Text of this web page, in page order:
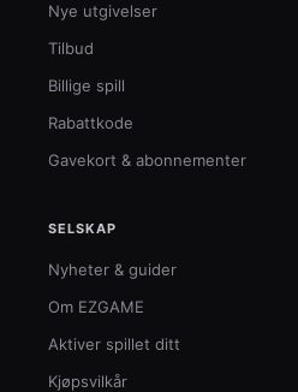
Nye utgivelser
Tilbud
Billige spill
Rabattkode
Gavekort & abonnementer
SELSKAP
Nyheter & guider
Om EZGAME
Aktiver spillet ditt
Kjøpsvilkår